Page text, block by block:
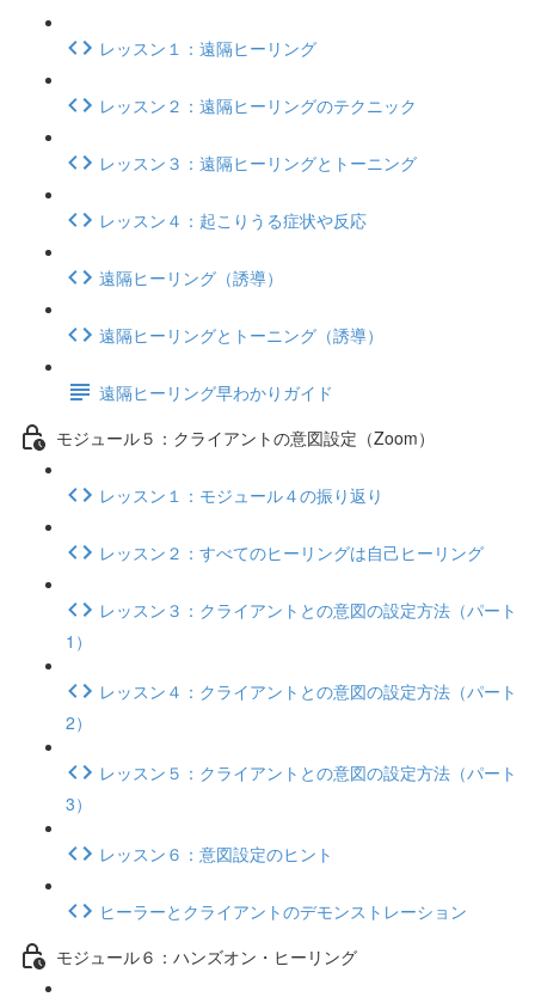
レッスン１：遠隔ヒーリング
レッスン２：遠隔ヒーリングのテクニック
レッスン３：遠隔ヒーリングとトーニング
レッスン４：起こりうる症状や反応
遠隔ヒーリング（誘導）
遠隔ヒーリングとトーニング（誘導）
遠隔ヒーリング早わかりガイド
モジュール５：クライアントの意図設定（Zoom）
レッスン１：モジュール４の振り返り
レッスン２：すべてのヒーリングは自己ヒーリング
レッスン３：クライアントとの意図の設定方法（パート
1）
レッスン４：クライアントとの意図の設定方法（パート
2）
レッスン５：クライアントとの意図の設定方法（パート
3）
レッスン６：意図設定のヒント
ヒーラーとクライアントのデモンストレーション
モジュール６：ハンズオン・ヒーリング